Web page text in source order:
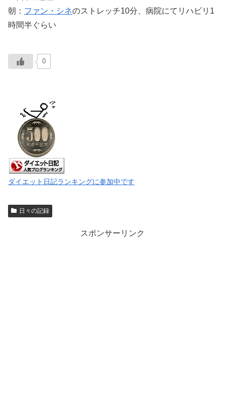
朝： ファン・シネのストレッチ10分、病院にてリハビリ1
時間半ぐらい
0
ダイエット日記ランキングに参加中です
日々の記録
スポンサーリンク